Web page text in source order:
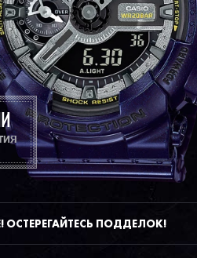
ОСТЕРЕГАЙТЕСЬ ПОДДЕЛОК!